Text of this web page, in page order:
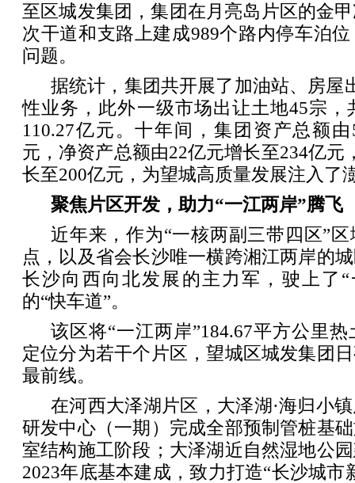
至区城发集团，集团在月亮岛片区的金
次干道和支路上建成989个路内停车泊
问题。
据统计，集团共开展了加油站、房屋
性业务，此外一级市场出让土地45宗，
110.27亿元。十年间，集团资产总额
元，净资产总额由22亿元增长至234亿元
长至200亿元，为望城高质量发展注入了
聚焦片区开发，助力“一江两岸”腾飞
近年来，作为“一核两副三带四区”
点，以及省会长沙唯一横跨湘江两岸的
长沙向西向北发展的主力军，驶上了
的“快车道”。
该区将“一江两岸”184.67平方公里
定位分为若干个片区，望城区城发集团
最前线。
在河西大泽湖片区，大泽湖·海归小
研发中心（一期）完成全部预制管桩基
室结构施工阶段；大泽湖近自然湿地公
2023年底基本建成，致力打造“长沙城市